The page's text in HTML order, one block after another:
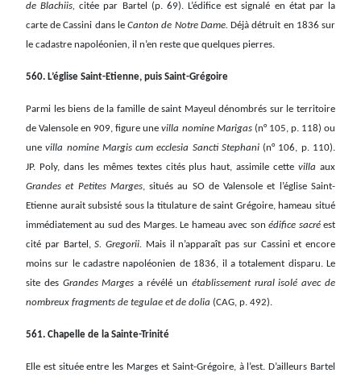
de Blachiis,citée par Bartel (p. 69). L’édifice est signalé en état par la
carte de Cassini dans leCanton de Notre Dame. Déjà détruit en 1836 sur
le cadastre napoléonien, il n’en reste que quelques pierres.
560. L’église Saint-Etienne, puis Saint-Grégoire
Parmi les biens de la famille de saint Mayeul dénombrés sur le territoire
de Valensole en 909, figure unevilla nomine Marigas (n° 105, p. 118) ou
unevilla nomine Margis cum ecclesia Sancti Stephani(n° 106, p. 110).
JP. Poly, dans les mêmes textes cités plus haut, assimile cettevillaaux
Grandes et Petites Marges, situés au SO de Valensole et l’église Saint-
Etienne aurait subsisté sous la titulature de saint Grégoire, hameau situé
immédiatement au sud des Marges. Le hameau avec sonédifice sacréest
cité par Bartel,S. Gregorii.
Mais il n’apparaît pas sur Cassini et encore
moins sur le cadastre napoléonien de 1836, il a totalement disparu. Le
site des Grandes Marges a révélé un établissement rural isolé avec de
nombreux fragments de tegulae et de dolia (CAG, p. 492).
561. Chapelle de la Sainte-Trinité
Elle est située entre les Marges et Saint-Grégoire, à l’est. D’ailleurs Bartel